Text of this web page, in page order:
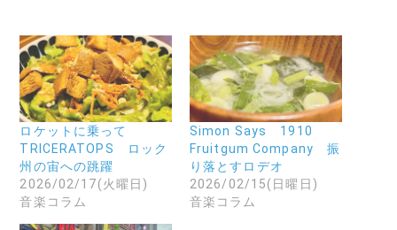
o
o
k
で
共
有
す
る
に
は
ク
リ
ッ
ク
し
て
く
て
友
達
に
メ
ー
ル
で
リ
ン
ク
を
送
信
し
て
X
で
共
有
(
新
し
ィ
ド
ウ
き
ロケットに乗って
TRICERATOPS ロック
州の宙への跳躍
2026/02/17(火曜日)
音楽コラム
Simon Says 1910
Fruitgum Company 振
り落とすロデオ
2026/02/15(日曜日)
音楽コラム